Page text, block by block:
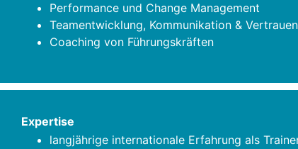
Performance und Change Management
Teamentwicklung, Kommunikation &
Coaching von Führungskräften
Expertise
langjährige internationale Erfahrung als